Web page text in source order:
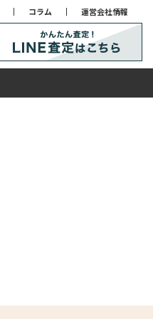
コラム 運営会社情報